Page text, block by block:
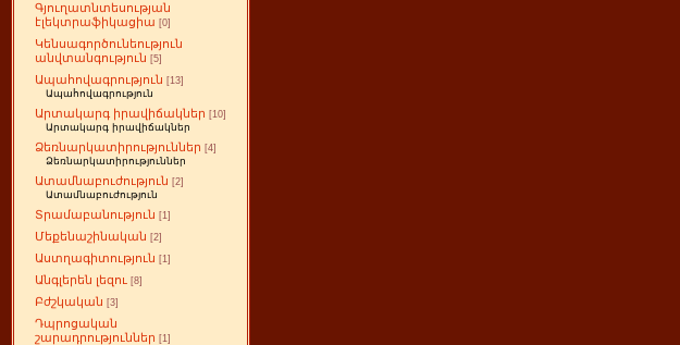
Գյուղատնտեսության
էլեկտրաֆիկացիա [0]
Կենսագործունեություն
անվտանգություն [5]
Ապահովագրություն [13]
Ապահովագրություն
Արտակարգ իրավիճակներ [10]
Արտակարգ իրավիճակներ
Ձեռնարկատիրություններ [4]
Ձեռնարկատիրություններ
Ատամնաբուժություն [2]
Ատամնաբուժություն
Տրամաբանություն [1]
Մեքենաշինական [2]
Աստղագիտություն [1]
Անգլերեն լեզու [8]
Բժշկական [3]
Դպրոցական
շարադրություններ [1]